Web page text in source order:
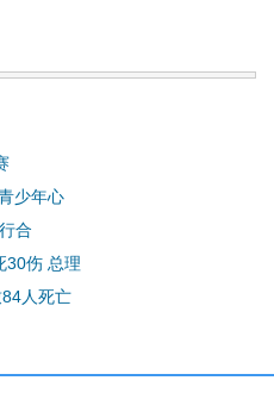
少年心
合
30伤 总理
人死亡